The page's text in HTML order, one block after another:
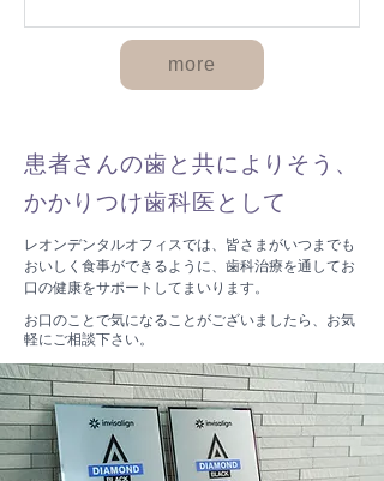
more
患者さんの歯と共によりそう、
かかりつけ歯科医として
レオンデンタルオフィスでは、皆さまがいつまでも
おいしく食事ができるように、歯科治療を通してお
口の健康をサポートしてまいります。
お口のことで気になることがございましたら、お気
軽にご相談下さい。